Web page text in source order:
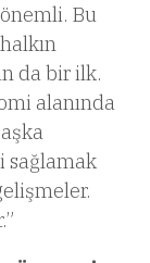
Bu
da bir ilk.
alanında
sağlamak